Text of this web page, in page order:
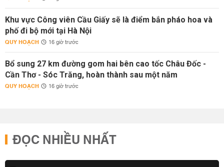
Khu vực Công viên Cầu Giấy sẽ là điểm bắn pháo hoa và
phố đi bộ mới tại Hà Nội
QUY HOẠCH 16 giờ trước
Bổ sung 27 km đường gom hai bên cao tốc Châu Đốc -
Cần Thơ - Sóc Trăng, hoàn thành sau một năm
QUY HOẠCH 16 giờ trước
ĐỌC NHIỀU NHẤT